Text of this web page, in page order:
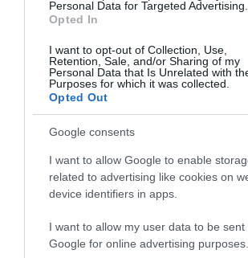
Personal Data for Targeted Advertising.
Opted In
I want to opt-out of Collection, Use,
Retention, Sale, and/or Sharing of my
Personal Data that Is Unrelated with
Purposes for which it was collected.
Opted Out
Google consents
I want to allow Google to enable
related to advertising like cookies on
device identifiers in apps.
I want to allow my user data to be sent
Google for online advertising purposes.
ΕΛΛΑΔΑ